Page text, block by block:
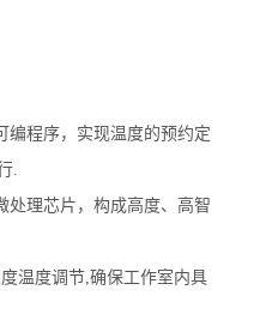
编程序，实现温度的预约定
.
处理芯片，构成高度、高智
温度调节,确保工作室内具